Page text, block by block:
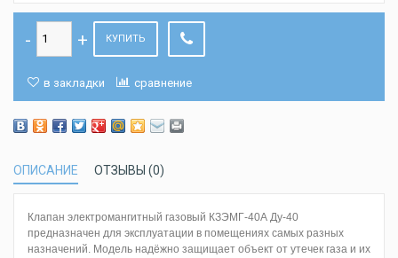
КУПИТЬ
в закладки сравнение
ОПИСАНИЕ ОТЗЫВЫ (0)
Клапан электромангитный газовый КЗЭМГ-40А Ду-40
предназначен для эксплуатации в помещениях самых разных
назначений. Модель надёжно защищает объект от утечек газа и их